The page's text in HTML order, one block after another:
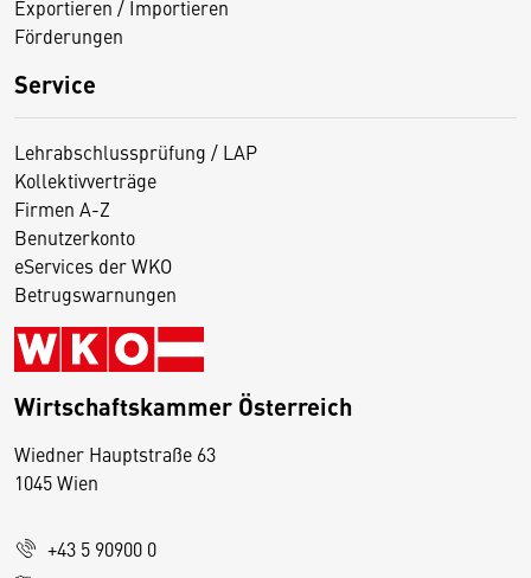
Exportieren / Importieren
Förderungen
Service
Lehrabschlussprüfung / LAP
Kollektivverträge
Firmen A-Z
Benutzerkonto
eServices der WKO
Betrugswarnungen
Wirtschaftskammer Österreich
Wiedner Hauptstraße 63
1045 Wien
+43 5 90900 0
D
s